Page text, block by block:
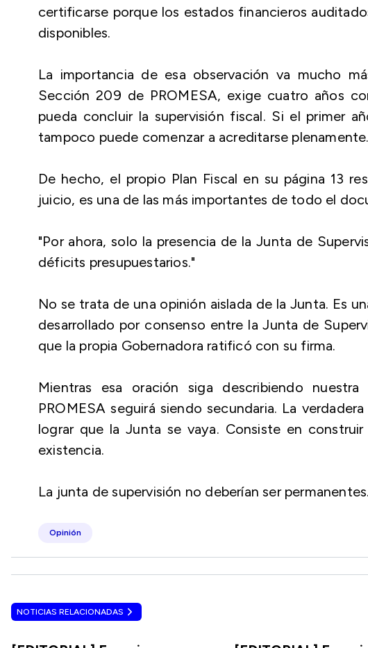
certificarse porque los estados financieros
disponibles.
La importancia de esa observación va mucho
Sección 209 de PROMESA, exige cuatro años
pueda concluir la supervisión fiscal. Si el primer
tampoco puede comenzar a acreditarse plenamente.
De hecho, el propio Plan Fiscal en su página 13
juicio, es una de las más importantes de todo el
"Por ahora, solo la presencia de la Junta de
déficits presupuestarios."
No se trata de una opinión aislada de la Junta. Es
desarrollado por consenso entre la Junta de
que la propia Gobernadora ratificó con su firma.
Mientras esa oración siga describiendo
PROMESA seguirá siendo secundaria. La
lograr que la Junta se vaya. Consiste en
existencia.
La junta de supervisión no deberían ser
Opinión
NOTICIAS RELACIONADAS